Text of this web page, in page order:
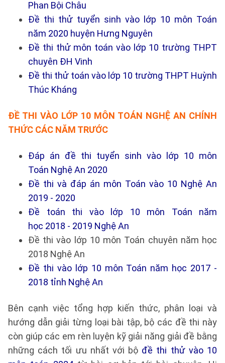
Phan Bội Châu
Đề thi thử tuyển sinh vào lớp 10 môn Toán
năm 2020 huyện Hưng Nguyên
Đề thi thử môn toán vào lớp 10 trường THPT
chuyên ĐH Vinh
Đề thi thử toán vào lớp 10 trường THPT Huỳnh
Thúc Kháng
ĐỀ THI VÀO LỚP 10 MÔN TOÁN NGHỆ AN CHÍNH
THỨC CÁC NĂM TRƯỚC
Đáp án đề thi tuyển sinh vào lớp 10 môn
Toán Nghệ An 2020
Đề thi và đáp án môn Toán vào 10 Nghệ An
2019 - 2020
Đề toán thi vào lớp 10 môn Toán năm
học 2018 - 2019 Nghệ An
Đề thi vào lớp 10 môn Toán chuyên năm học
2018 Nghệ An
Đề thi vào lớp 10 môn Toán năm học 2017 -
2018 tỉnh Nghệ An
Bên cạnh việc tổng hợp kiến thức, phân loại và
hướng dẫn giải từng loại bài tập, bộ các đề thi này
còn giúp các em rèn luyện kỹ giải năng giải đề bằng
những cách tối ưu nhất với bộ đề thi thử vào 10